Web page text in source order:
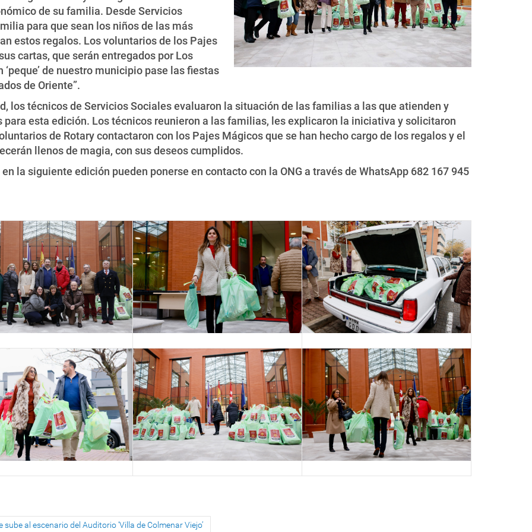
de su familia. Desde Servicios
para que sean los niños de las más
estos regalos. Los voluntarios de los Pajes
cartas, que serán entregados por Los
de nuestro municipio pase las fiestas
de Oriente”.
los técnicos de Servicios Sociales evaluaron la situación de las familias a las que atienden y
esta edición. Los técnicos reunieron a las familias, les explicaron la iniciativa y solicitaron
de Rotary contactaron con los Pajes Mágicos que se han hecho cargo de los regalos y el
llenos de magia, con sus deseos cumplidos.
la siguiente edición pueden ponerse en contacto con la ONG a través de WhatsApp 682 167 945
al escenario del Auditorio ‘Villa de Colmenar Viejo’